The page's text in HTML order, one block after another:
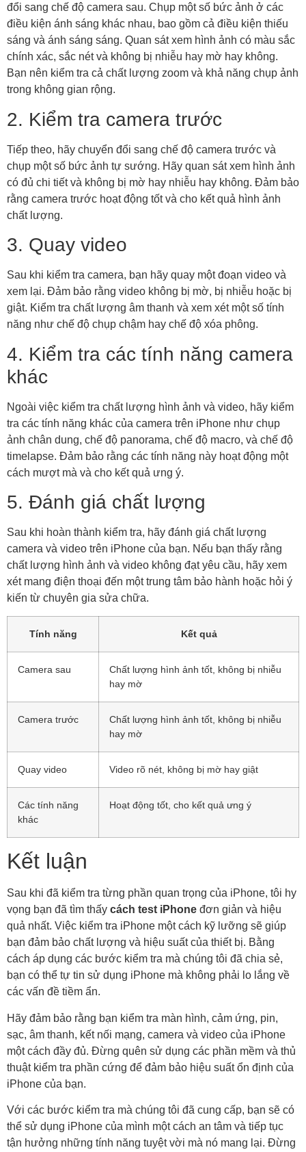
đổi sang chế độ camera sau. Chụp một số bức ảnh ở các
điều kiện ánh sáng khác nhau, bao gồm cả điều kiện thiếu
sáng và ánh sáng sáng. Quan sát xem hình ảnh có màu sắc
chính xác, sắc nét và không bị nhiễu hay mờ hay không.
Bạn nên kiểm tra cả chất lượng zoom và khả năng chụp ảnh
trong không gian rộng.
2. Kiểm tra camera trước
Tiếp theo, hãy chuyển đổi sang chế độ camera trước và
chụp một số bức ảnh tự sướng. Hãy quan sát xem hình ảnh
có đủ chi tiết và không bị mờ hay nhiễu hay không. Đảm bảo
rằng camera trước hoạt động tốt và cho kết quả hình ảnh
chất lượng.
3. Quay video
Sau khi kiểm tra camera, bạn hãy quay một đoạn video và
xem lại. Đảm bảo rằng video không bị mờ, bị nhiễu hoặc bị
giật. Kiểm tra chất lượng âm thanh và xem xét một số tính
năng như chế độ chụp chậm hay chế độ xóa phông.
4. Kiểm tra các tính năng camera
khác
Ngoài việc kiểm tra chất lượng hình ảnh và video, hãy kiểm
tra các tính năng khác của camera trên iPhone như chụp
ảnh chân dung, chế độ panorama, chế độ macro, và chế độ
timelapse. Đảm bảo rằng các tính năng này hoạt động một
cách mượt mà và cho kết quả ưng ý.
5. Đánh giá chất lượng
Sau khi hoàn thành kiểm tra, hãy đánh giá chất lượng
camera và video trên iPhone của bạn. Nếu bạn thấy rằng
chất lượng hình ảnh và video không đạt yêu cầu, hãy xem
xét mang điện thoại đến một trung tâm bảo hành hoặc hỏi ý
kiến từ chuyên gia sửa chữa.
Tính năng Kết quả
Camera sau
Chất lượng hình ảnh tốt, không bị nhiễu
hay mờ
Camera trước
Chất lượng hình ảnh tốt, không bị nhiễu
hay mờ
Quay video Video rõ nét, không bị mờ hay giật
Các tính năng
khác
Hoạt động tốt, cho kết quả ưng ý
Kết luận
Sau khi đã kiểm tra từng phần quan trọng của iPhone, tôi hy
vọng bạn đã tìm thấy cách test iPhone đơn giản và hiệu
quả nhất. Việc kiểm tra iPhone một cách kỹ lưỡng sẽ giúp
bạn đảm bảo chất lượng và hiệu suất của thiết bị. Bằng
cách áp dụng các bước kiểm tra mà chúng tôi đã chia sẻ,
bạn có thể tự tin sử dụng iPhone mà không phải lo lắng về
các vấn đề tiềm ẩn.
Hãy đảm bảo rằng bạn kiểm tra màn hình, cảm ứng, pin,
sạc, âm thanh, kết nối mạng, camera và video của iPhone
một cách đầy đủ. Đừng quên sử dụng các phần mềm và thủ
thuật kiểm tra phần cứng để đảm bảo hiệu suất ổn định của
iPhone của bạn.
Với các bước kiểm tra mà chúng tôi đã cung cấp, bạn sẽ có
thể sử dụng iPhone của mình một cách an tâm và tiếp tục
tận hưởng những tính năng tuyệt vời mà nó mang lại. Đừng